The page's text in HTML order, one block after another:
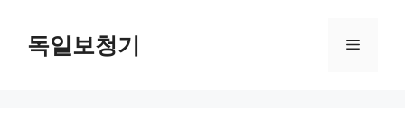
content독일보청기 Menu